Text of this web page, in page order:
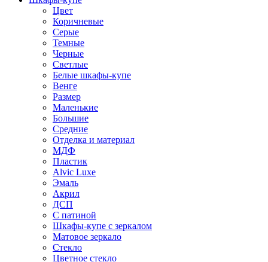
Цвет
Коричневые
Серые
Темные
Черные
Светлые
Белые шкафы-купе
Венге
Размер
Маленькие
Большие
Средние
Отделка и материал
МДФ
Пластик
Alvic Luxe
Эмаль
Акрил
ДСП
С патиной
Шкафы-купе с зеркалом
Матовое зеркало
Стекло
Цветное стекло